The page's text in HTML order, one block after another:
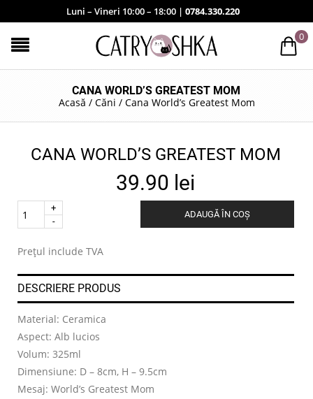
Luni – Vineri 10:00 – 18:00 | 0784.330.220
0
CANA WORLD’S GREATEST MOM
Acasă / Căni / Cana World’s Greatest Mom
CANA WORLD’S GREATEST MOM
39.90 lei
Quantity
ADAUGĂ ÎN COȘ
Prețul include TVA
DESCRIERE PRODUS
Material: Ceramica
Aspect: Alb lucios
Volum: 325ml
Dimensiune: D – 8cm, H – 9.5cm
Mesaj: World’s Greatest Mom